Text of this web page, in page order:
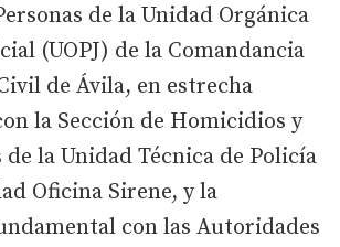
de la Unidad Orgánica
(UOPJ) de la Comandancia
de Ávila, en estrecha
la Sección de Homicidios y
de la Unidad Técnica de Policía
Oficina Sirene, y la
con las Autoridades